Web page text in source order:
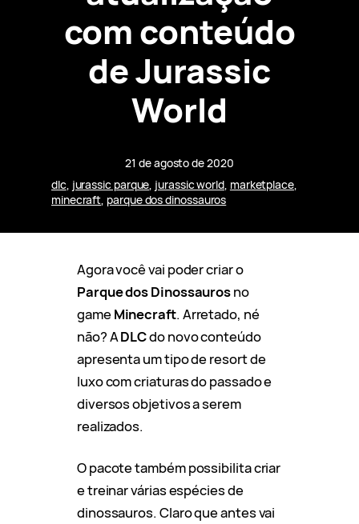
com conteúdo
de Jurassic
World
21 de agosto de 2020
dlc, jurassic parque, jurassic world, marketplace
minecraft, parque dos dinossauros
Agora você vai poder criar o
Parque dos Dinossaurosno
gameMinecraft. Arretado, né
não? ADLCdo novo conteúdo
apresenta um tipo de resort de
luxo com criaturas do passado e
diversos objetivos a serem
realizados.
O pacote também possibilita criar
e treinar várias espécies de
dinossauros. Claro que antes vai